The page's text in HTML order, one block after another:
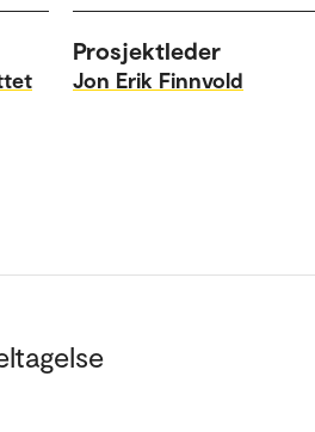
Prosjektleder
Jon Erik Finnvold